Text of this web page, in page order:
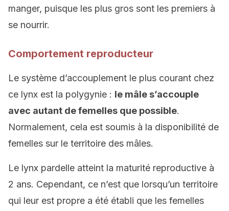
manger, puisque les plus gros sont les premiers à
se nourrir.
Comportement reproducteur
Le système d’accouplement le plus courant chez
ce lynx est la polygynie : le mâle s’accouple
avec autant de femelles que possible.
Normalement, cela est soumis à la disponibilité de
femelles sur le territoire des mâles.
Le lynx pardelle atteint la maturité reproductive à
2 ans. Cependant, ce n’est que lorsqu’un territoire
qui leur est propre a été établi que les femelles